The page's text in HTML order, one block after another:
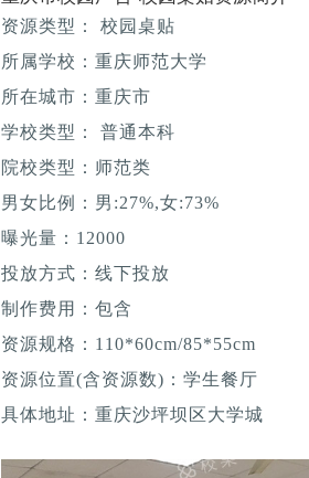
资源类型： 校园桌贴
所属学校：重庆师范大学
所在城市：重庆市
学校类型： 普通本科
院校类型：师范类
男女比例：男:27%,女:73%
曝光量：12000
投放方式：线下投放
制作费用：包含
资源规格：110*60cm/85*55cm
资源位置(含资源数)：学生餐厅
具体地址：重庆沙坪坝区大学城